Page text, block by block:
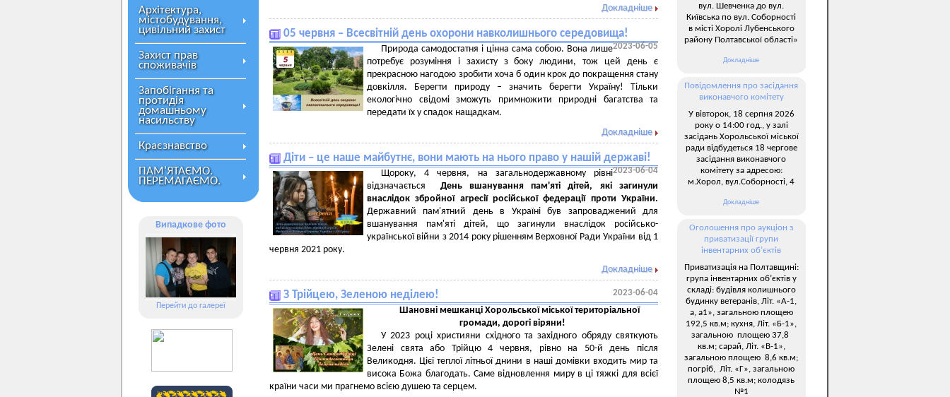
Архітектура,
містобудування,
цивільний захист
Захист прав
споживачів
Запобігання та
протидія
домашньому
насильству
Краєзнавство
ПАМ’ЯТАЄМО.
ПЕРЕМАГАЄМО.
Випадкове фото
Перейти до галереї
Докладніше
05 червня – Всесвітній день охорони навколишнього середовища!
2023-06-05
Природа самодостатня і цінна сама собою. Вона лише
потребує розуміння і захисту з боку людини, тож цей день є
прекрасною нагодою зробити хоча б один крок до покращення стану
довкілля. Берегти природу – значить берегти Україну! Тільки
екологічно свідомі зможуть примножити природні багатства та
передати їх у спадок нащадкам.
Докладніше
Діти – це наше майбутнє, вони мають на нього право у нашій державі!
2023-06-04
Щороку, 4 червня, на загальнодержавному рівні
відзначається День вшанування пам'яті дітей, які загинули
внаслідок збройної агресії російської федерації проти України.
Державний пам'ятний день в Україні був запроваджений для
вшанування пам'яті дітей, що загинули внаслідок російсько-
української війни з 2014 року рішенням Верховної Ради України від 1
червня 2021 року.
Докладніше
З Трійцею, Зеленою неділею! 2023-06-04
Шановні мешканці Хорольської міської територіальної
громади, дорогі віряни!
У 2023 році християни східного та західного обряду святкують
Зелені свята або Трійцю 4 червня, рівно на 50-й день після
Великодня. Цієї теплої літньої днини в наші домівки входить мир та
висока Божа благодать. Саме відновлення миру в ці тяжкі для всієї
країни часи ми прагнемо всією душею та серцем.
вул. Шевченка до вул.
Київська по вул. Соборності
в місті Хоролі Лубенського
району Полтавської області»
Докладніше
Повідомлення про засідання
виконавчого комітету
У вівторок, 18 серпня 2026
року о 14:00 год., у залі
засідань Хорольської міської
ради відбудеться 18 чергове
засідання виконавчого
комітету за адресою:
м.Хорол, вул.Соборності, 4
Докладніше
Оголошення про аукціон з
приватизації групи
інвентарних об’єктів
Приватизація на Полтавщині:
група інвентарних об’єктів у
складі: будівля колишнього
будинку ветеранів, Літ. «А-1,
а, а1», загальною площею
192,5 кв.м; кухня, Літ. «Б-1»,
загальною площею 37,8
кв.м; сарай, Літ. «В-1»,
загальною площею 8,6 кв.м;
погріб, Літ. «Г», загальною
площею 8,5 кв.м; колодязь
№1